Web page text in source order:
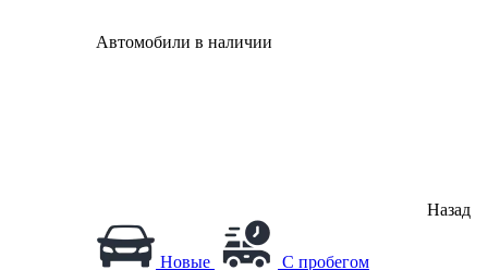
Автомобили в наличии
Назад
Новые
С пробегом